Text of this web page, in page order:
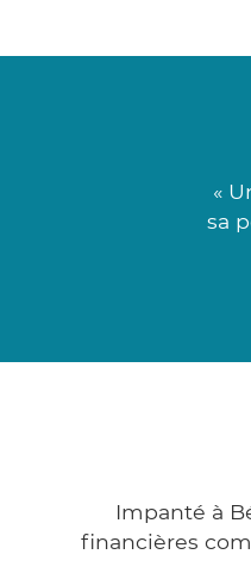
«
sa
Impanté à
financières